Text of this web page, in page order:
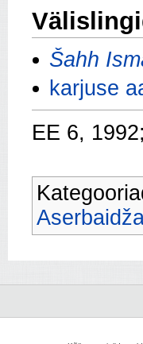
Šahh
karjuse
EE 6,